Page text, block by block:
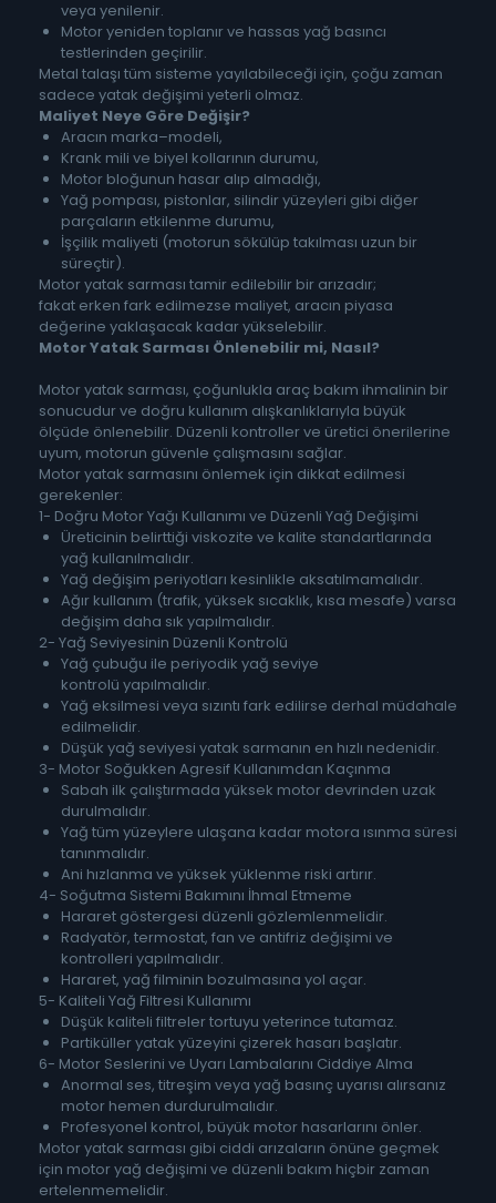
veya yenilenir.
Motor yeniden toplanır ve hassas yağ basıncı
testlerinden geçirilir.
Metal talaşı tüm sisteme yayılabileceği için, çoğu zaman
sadece yatak değişimi yeterli olmaz.
Maliyet Neye Göre Değişir?
Aracın marka–modeli,
Krank mili ve biyel kollarının durumu,
Motor bloğunun hasar alıp almadığı,
Yağ pompası, pistonlar, silindir yüzeyleri gibi diğer
parçaların etkilenme durumu,
İşçilik maliyeti (motorun sökülüp takılması uzun bir
süreçtir).
Motor yatak sarması tamir edilebilir bir arızadır;
fakat erken fark edilmezse maliyet, aracın piyasa
değerine yaklaşacak kadar yükselebilir.
Motor Yatak Sarması Önlenebilir mi, Nasıl?
Motor yatak sarması, çoğunlukla araç bakım ihmalinin bir
sonucudur ve doğru kullanım alışkanlıklarıyla büyük
ölçüde önlenebilir. Düzenli kontroller ve üretici önerilerine
uyum, motorun güvenle çalışmasını sağlar.
Motor yatak sarmasını önlemek için dikkat edilmesi
gerekenler:
1- Doğru Motor Yağı Kullanımı ve Düzenli Yağ Değişimi
Üreticinin belirttiği viskozite ve kalite standartlarında
yağ kullanılmalıdır.
Yağ değişim periyotları kesinlikle aksatılmamalıdır.
Ağır kullanım (trafik, yüksek sıcaklık, kısa mesafe) varsa
değişim daha sık yapılmalıdır.
2- Yağ Seviyesinin Düzenli Kontrolü
Yağ çubuğu ile periyodik yağ seviye
kontrolü yapılmalıdır.
Yağ eksilmesi veya sızıntı fark edilirse derhal müdahale
edilmelidir.
Düşük yağ seviyesi yatak sarmanın en hızlı nedenidir.
3- Motor Soğukken Agresif Kullanımdan Kaçınma
Sabah ilk çalıştırmada yüksek motor devrinden uzak
durulmalıdır.
Yağ tüm yüzeylere ulaşana kadar motora ısınma süresi
tanınmalıdır.
Ani hızlanma ve yüksek yüklenme riski artırır.
4- Soğutma Sistemi Bakımını İhmal Etmeme
Hararet göstergesi düzenli gözlemlenmelidir.
Radyatör, termostat, fan ve antifriz değişimi ve
kontrolleri yapılmalıdır.
Hararet, yağ filminin bozulmasına yol açar.
5- Kaliteli Yağ Filtresi Kullanımı
Düşük kaliteli filtreler tortuyu yeterince tutamaz.
Partiküller yatak yüzeyini çizerek hasarı başlatır.
6- Motor Seslerini ve Uyarı Lambalarını Ciddiye Alma
Anormal ses, titreşim veya yağ basınç uyarısı alırsanız
motor hemen durdurulmalıdır.
Profesyonel kontrol, büyük motor hasarlarını önler.
Motor yatak sarması gibi ciddi arızaların önüne geçmek
için motor yağ değişimi ve düzenli bakım hiçbir zaman
ertelenmemelidir.